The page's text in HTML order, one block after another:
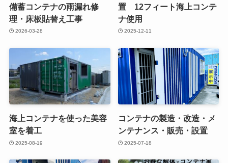
備蓄コンテナの雨漏れ修
理・床板貼替え工事
2026-03-28
置 12フィート海上コンテ
ナ使用
2025-12-11
海上コンテナを使った美容
室を着工
2025-08-19
コンテナの製造・改造・メ
ンテナンス・販売・設置
2025-07-18